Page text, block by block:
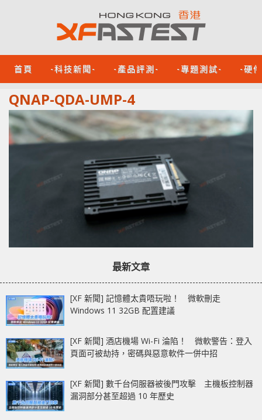
首頁 -科技新聞- -產品評測- -專題測試- -硬
QNAP-QDA-UMP-4
最新文章
[XF 新聞] 記憶體太貴唔玩啦！ 微軟刪走
Windows 11 32GB 配置建議
[XF 新聞] 酒店機場 Wi-Fi 淪陷！ 微軟警告：登入
頁面可被劫持，密碼與惡意軟件一併中招
[XF 新聞] 數千台伺服器被後門攻擊 主機板控制器
漏洞部分甚至超過 10 年歷史